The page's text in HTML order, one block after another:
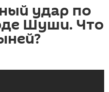
удар по
Шуши. Что